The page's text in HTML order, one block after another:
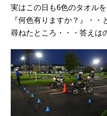
実はこの日も6色のタオル
『何色有りますか？』・・
尋ねたところ・・・答えは